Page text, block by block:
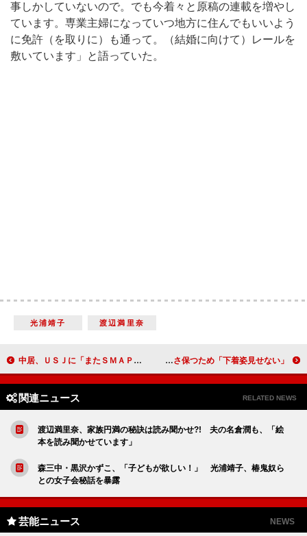
事しかしていないので。でも今着々と原稿の連載を増やし
ています。専業主婦になっていつ地方に住んでもいいよう
に免許（を取りに）も通って。（結婚に向けて）レールを
敷いています」と語っていた。
光浦靖子 渡辺満里奈
中居、ＵＳＪに「またＳＭＡＰと来たい」 『ＡＴＡＲＵ』イベントで再び来園 岡田が優木を“お・も・て・な・し” 優木は新鮮さ保つため「下着姿見せない」
関連ニュース RELATED NEWS
渡辺満里奈、家族円満の秘訣は読み聞かせ?! 夫の名倉潤も、「絵
本を読み聞かせています」
森三中・黒沢かずこ、「子どもが欲しい！」 光浦靖子、椿鬼奴ら
との女子会秘話を暴露
芸能ニュース NEWS